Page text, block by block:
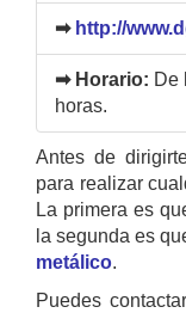
➡ http://
➡ Horario: De
horas.
Antes de
para realizar
La primera es
la segunda es
metálico.
Puedes